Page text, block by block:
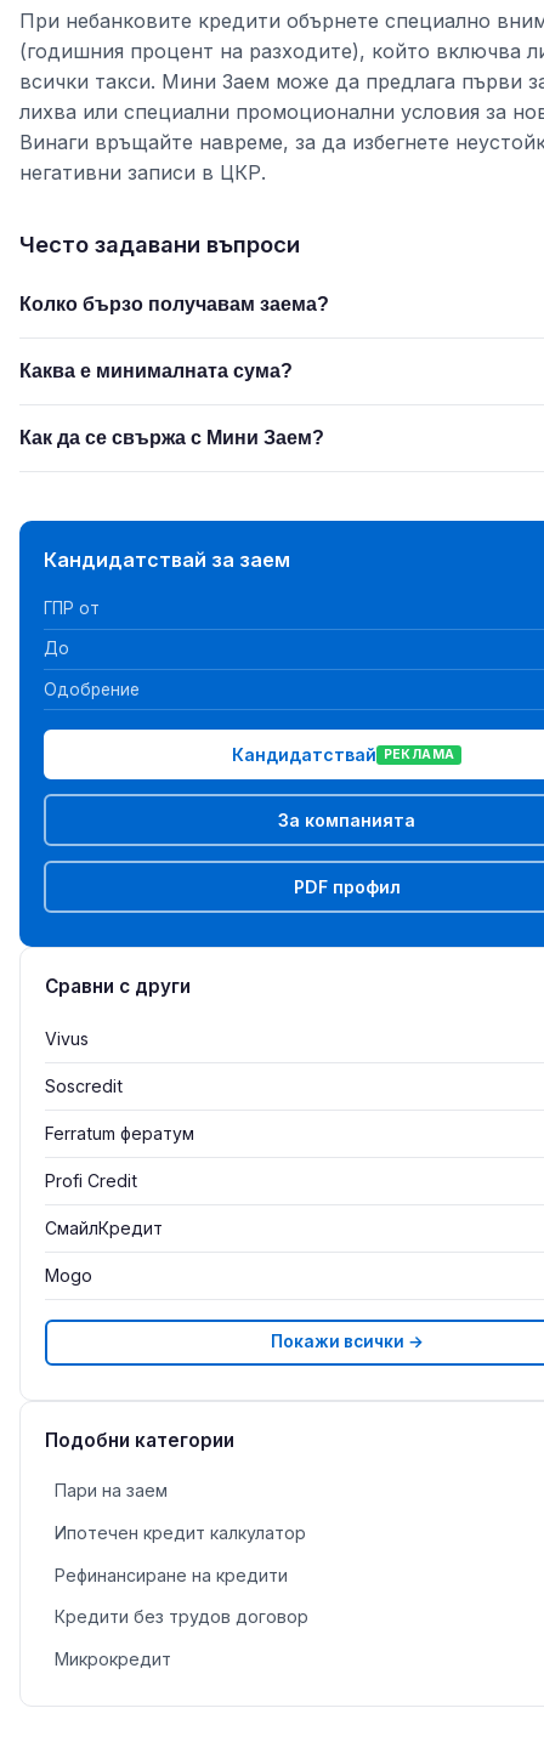
При небанковите кредити обърнете специално
(годишния процент на разходите), който включва
всички такси. Мини Заем може да предлага първи
лихва или специални промоционални условия за
Винаги връщайте навреме, за да избегнете
негативни записи в ЦКР.
Често задавани въпроси
Колко бързо получавам заема?
Каква е минималната сума?
Как да се свържа с Мини Заем?
Кандидатствай за заем
ГПР от
До
Одобрение
Кандидатствай РЕКЛАМА
За компанията
PDF профил
Сравни с други
Vivus
Soscredit
Ferratum фератум
Profi Credit
СмайлКредит
Mogo
Покажи всички →
Подобни категории
Пари на заем
Ипотечен кредит калкулатор
Рефинансиране на кредити
Кредити без трудов договор
Микрокредит